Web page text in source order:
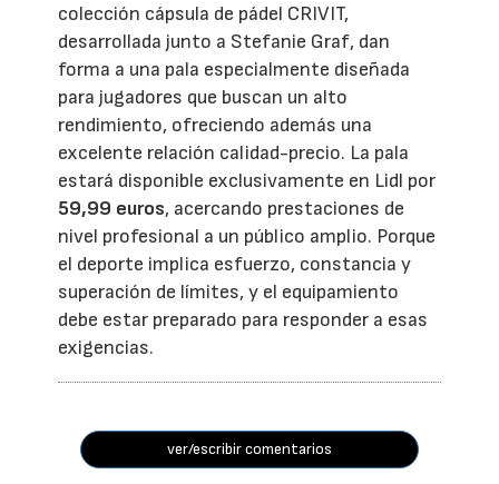
colección cápsula de pádel CRIVIT,
desarrollada junto a Stefanie Graf, dan
forma a una pala especialmente diseñada
para jugadores que buscan un alto
rendimiento, ofreciendo además una
excelente relación calidad-precio. La pala
estará disponible exclusivamente en Lidl por
59,99 euros, acercando prestaciones de
nivel profesional a un público amplio. Porque
el deporte implica esfuerzo, constancia y
superación de límites, y el equipamiento
debe estar preparado para responder a esas
exigencias.
ver/escribir comentarios